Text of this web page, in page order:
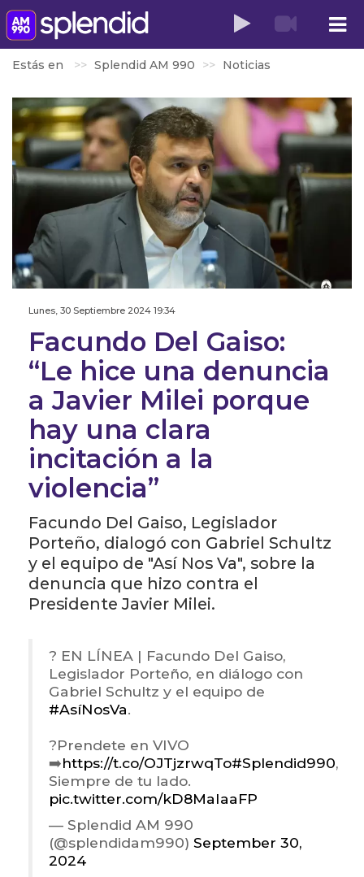
Estás en Splendid AM 990 Noticias
Lunes, 30 Septiembre 2024 19:34
Facundo Del Gaiso:
“Le hice una denuncia
a Javier Milei porque
hay una clara
incitación a la
violencia”
Facundo Del Gaiso, Legislador
Porteño, dialogó con Gabriel Schultz
y el equipo de "Así Nos Va", sobre la
denuncia que hizo contra el
Presidente Javier Milei.
? EN LÍNEA | Facundo Del Gaiso,
Legislador Porteño, en diálogo con
Gabriel Schultz y el equipo de
#AsíNosVa.
?Prendete en VIVO
➡️https://t.co/OJTjzrwqTo#Splendid990,
Siempre de tu lado.
pic.twitter.com/kD8MaIaaFP
— Splendid AM 990
(@splendidam990) September 30,
2024